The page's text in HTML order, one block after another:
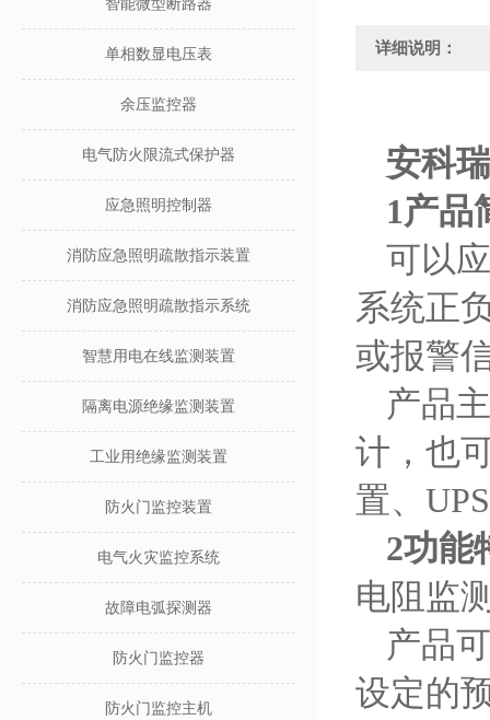
智能微型断路器
单相数显电压表
余压监控器
电气防火限流式保护器
应急照明控制器
消防应急照明疏散指示装置
消防应急照明疏散指示系统
智慧用电在线监测装置
隔离电源绝缘监测装置
工业用绝缘监测装置
防火门监控装置
电气火灾监控系统
故障电弧探测器
防火门监控器
防火门监控主机
详细说明：
安科
1产品
可以
系统正
或报警
产品
计，也
置、
2功能
电阻监
产品
设定的